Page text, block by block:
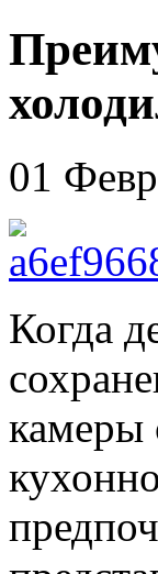
01
Когда
камеры